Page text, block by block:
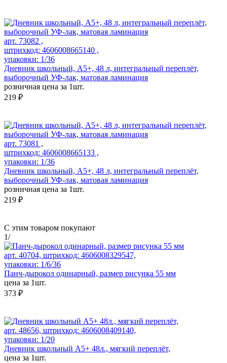
арт. 73082 ,
штрихкод: 4606008665140 ,
упаковки: 1/36
Дневник школьный, А5+, 48 л, интегральный переплёт,
выборочный УФ-лак, матовая ламинация
розничная цена за 1шт.
219 ₽
арт. 73081 ,
штрихкод: 4606008665133 ,
упаковки: 1/36
Дневник школьный, А5+, 48 л, интегральный переплёт,
выборочный УФ-лак, матовая ламинация
розничная цена за 1шт.
219 ₽
С этим товаром покупают
1/
арт. 40704, штрихкод: 4606008329547,
упаковки: 1/6/36
Панч-дырокол одинарный, размер рисунка 55 мм
цена за 1шт.
373 ₽
арт. 48656, штрихкод: 4606008409140,
упаковки: 1/20
Дневник школьный А5+ 48л., мягкий переплёт,
цена за 1шт.